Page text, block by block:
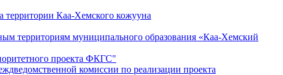
Каа-Хемского кожууна
территориям муниципального образования «Каа-Хемский
проекта ФКГС"
комиссии по реализации проекта